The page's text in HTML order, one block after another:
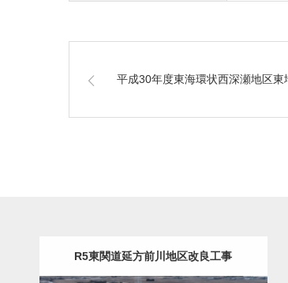
平成30年度東海環状西深瀬地区東
R5東関道延方前川地区改良工事